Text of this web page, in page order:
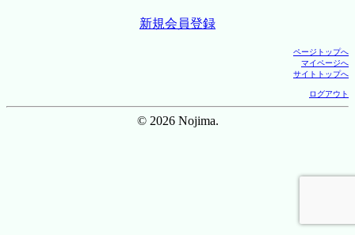
新規会員登録
ページトップへ
マイページへ
サイトトップへ
ログアウト
© 2026 Nojima.